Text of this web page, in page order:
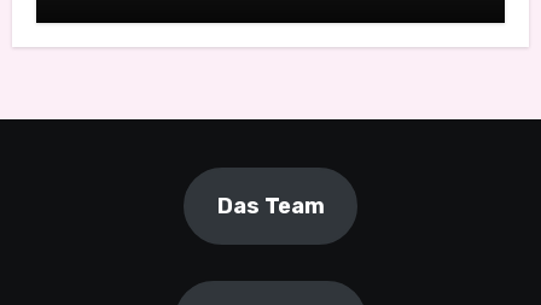
Das Team